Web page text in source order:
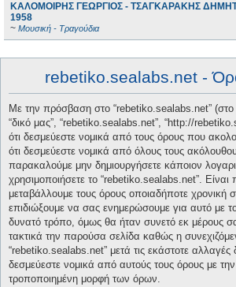
ΚΑΛΟΜΟΙΡΗΣ ΓΕΩΡΓΙΟΣ - ΤΣΑΓΚΑΡΑΚΗΣ
1958
~ Μουσική - Τραγούδια
rebetiko.sealabs.net -
Με την πρόσβαση στο “rebetiko.sealabs.net” (στο
“δικό μας”, “rebetiko.sealabs.net”, “http://
ότι δεσμεύεστε νομικά από τους όρους που
ότι δεσμεύεστε νομικά από όλους τους
παρακαλούμε μην δημιουργήσετε κάποιον
χρησιμοποιήσετε το “rebetiko.sealabs.net”. Είναι
μεταβάλλουμε τους όρους οποιαδήποτε χρονική
επιδιώξουμε να σας ενημερώσουμε για αυτό με
δυνατό τρόπο, όμως θα ήταν συνετό εκ μέρους
τακτικά την παρούσα σελίδα καθώς η
“rebetiko.sealabs.net” μετά τις εκάστοτε αλλαγές
δεσμεύεστε νομικά από αυτούς τους όρους με
τροποποιημένη μορφή των όρων.